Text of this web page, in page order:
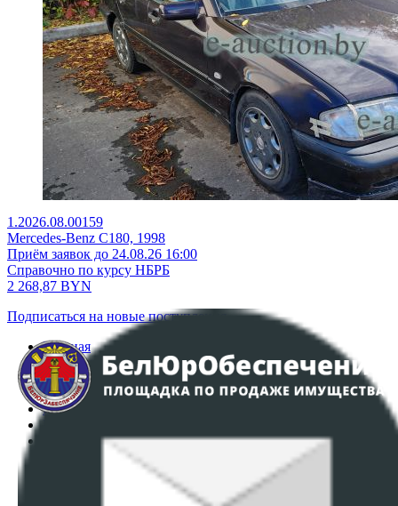
1.2026.08.00159
Mercedes-Benz C180, 1998
Приём заявок до 24.08.26 16:00
Справочно по курсу НБРБ
2 268,87 BYN
Подписаться на новые поступления
Главная
Аукционы
Интернет-магазин
Регламент организации и проведения торгов
Политика в отношении обработки персональных
ПОЛОЖЕНИЕ О ПОЛИТИКЕ ОБРАБОТКИ COOKIE-